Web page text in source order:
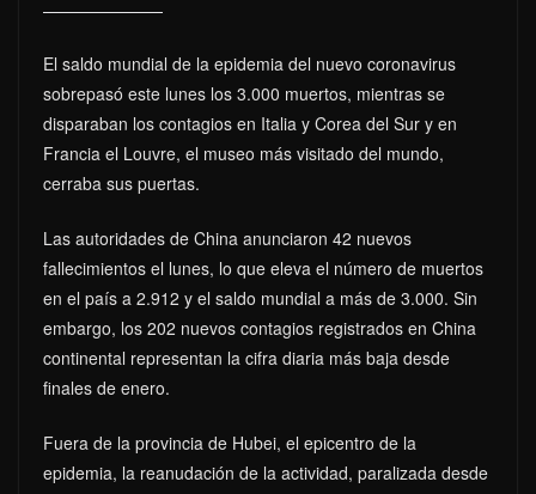
El saldo mundial de la epidemia del nuevo coronavirus
sobrepasó este lunes los 3.000 muertos, mientras se
disparaban los contagios en Italia y Corea del Sur y en
Francia el Louvre, el museo más visitado del mundo,
cerraba sus puertas.
Las autoridades de China anunciaron 42 nuevos
fallecimientos el lunes, lo que eleva el número de muertos
en el país a 2.912 y el saldo mundial a más de 3.000. Sin
embargo, los 202 nuevos contagios registrados en China
continental representan la cifra diaria más baja desde
finales de enero.
Fuera de la provincia de Hubei, el epicentro de la
epidemia, la reanudación de la actividad, paralizada desde